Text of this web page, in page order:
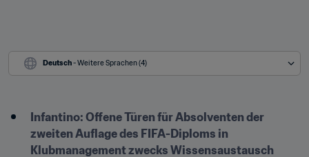
Deutsch - Weitere Sprachen (4)
Infantino: Offene Türen für Absolventen der
zweiten Auflage des FIFA-Diploms in
Klubmanagement zwecks Wissensaustausch